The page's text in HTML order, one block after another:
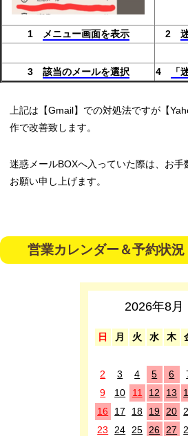
1 メニュー画面を表示 2
3 該当のメールを選択 4 「
上記は【Gmail】での対処法ですが【
作で改善致します。
迷惑メールBOXへ入っていた際は、お手
お願い申し上げます。
営業カレンダー＆予約状況
2026年8月
日 月 火 水 木
2
3 4 5 6
9
10 11 12 13
16
17 18 19 20
23
24 25 26 27